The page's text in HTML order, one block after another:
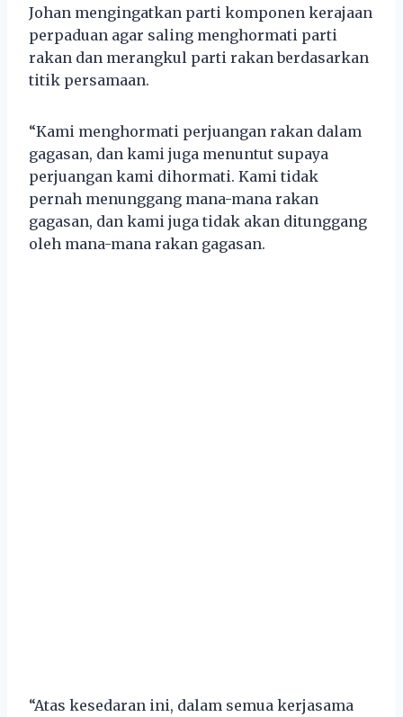
Johan mengingatkan parti komponen kerajaan
perpaduan agar saling menghormati parti
rakan dan merangkul parti rakan berdasarkan
titik persamaan.
“Kami menghormati perjuangan rakan dalam
gagasan, dan kami juga menuntut supaya
perjuangan kami dihormati. Kami tidak
pernah menunggang mana-mana rakan
gagasan, dan kami juga tidak akan ditunggang
oleh mana-mana rakan gagasan.
“Atas kesedaran ini, dalam semua kerjasama